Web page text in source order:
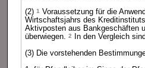
(2) 1 Voraussetzung für die
Wirtschaftsjahrs des
Aktivposten aus Bankgeschäften
überwiegen. 2
In den Vergleich
(3) Die vorstehenden